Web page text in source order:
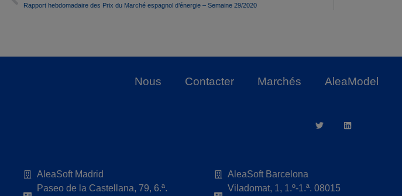
Rapport hebdomadaire des Prix du Marché espagnol d’énergie – Semaine 29/2020
Nous Contacter Marchés AleaModel
AleaSoft Madrid
Paseo de la Castellana, 79, 6.ª.
AleaSoft Barcelona
Viladomat, 1, 1.º-1.ª. 08015